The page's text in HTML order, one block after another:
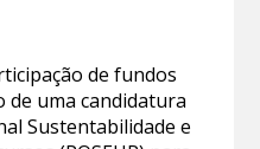
de fundos
uma candidatura
Sustentabilidade e